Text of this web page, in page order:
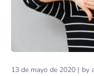
13 de mayo de 2020 by